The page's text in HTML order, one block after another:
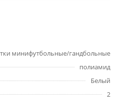
минифутбольные/гандбольные
полиамид
Белый
2